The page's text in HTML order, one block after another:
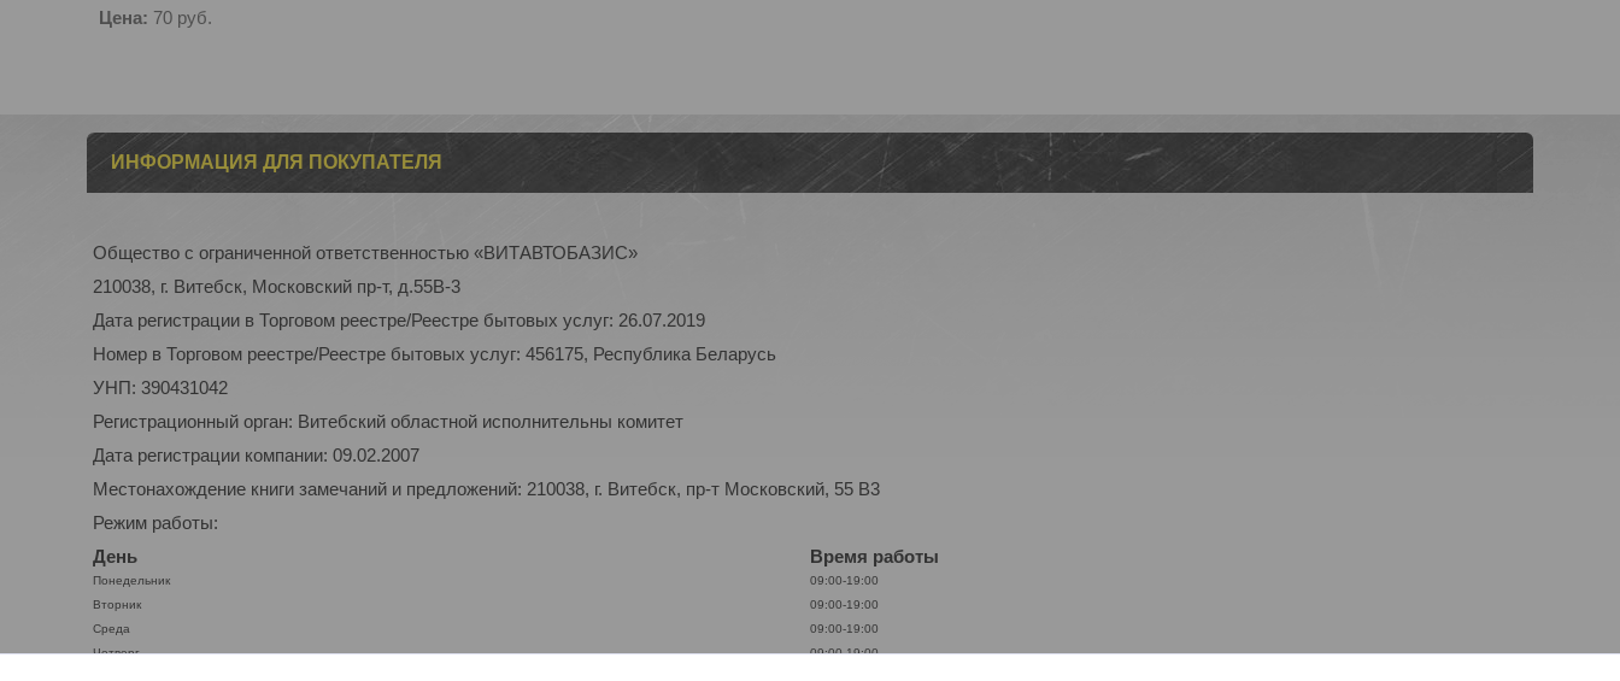
Цена: 70 руб.
ИНФОРМАЦИЯ ДЛЯ ПОКУПАТЕЛЯ
Общество с ограниченной ответственностью «ВИТАВТОБАЗИС»
210038, г. Витебск, Московский пр-т, д.55В-3
Дата регистрации в Торговом реестре/Реестре бытовых услуг: 26.07.2019
Номер в Торговом реестре/Реестре бытовых услуг: 456175, Республика Беларусь
УНП: 390431042
Регистрационный орган: Витебский областной исполнительны комитет
Дата регистрации компании: 09.02.2007
Местонахождение книги замечаний и предложений: 210038, г. Витебск, пр-т Московский, 55 B3
Режим работы:
День
Время работы
Понедельник
09:00-19:00
Вторник
09:00-19:00
Среда
09:00-19:00
Четверг
09:00-19:00